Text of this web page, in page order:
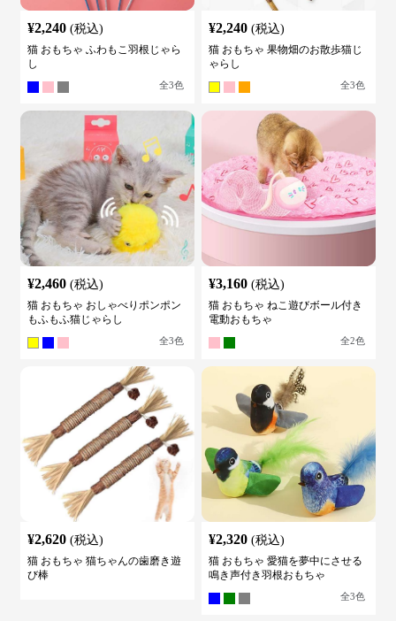
¥2,240 (税込)
猫 おもちゃ ふわもこ羽根じゃら
し
全3色
¥2,240 (税込)
猫 おもちゃ 果物畑のお散歩猫じ
ゃらし
全3色
¥2,460 (税込)
猫 おもちゃ おしゃべりポンポン
もふもふ猫じゃらし
全3色
¥3,160 (税込)
猫 おもちゃ ねこ遊びボール付き
電動おもちゃ
全2色
¥2,620 (税込)
猫 おもちゃ 猫ちゃんの歯磨き遊
び棒
¥2,320 (税込)
猫 おもちゃ 愛猫を夢中にさせる
鳴き声付き羽根おもちゃ
全3色